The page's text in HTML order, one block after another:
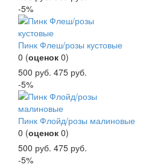
-5%
Пинк Флеш/розы кустовые
0 (оценок 0)
500 руб. 475 руб.
-5%
Пинк Флойд/розы малиновые
0 (оценок 0)
500 руб. 475 руб.
-5%